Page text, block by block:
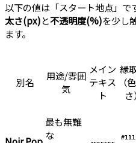
以下の値は「スタート地点」
太さ(px)と不透明度(%)を少し
ます。
別名
用途/雰囲
気
メイン
テキス
ト
縁
（
さ）
最も無難
な